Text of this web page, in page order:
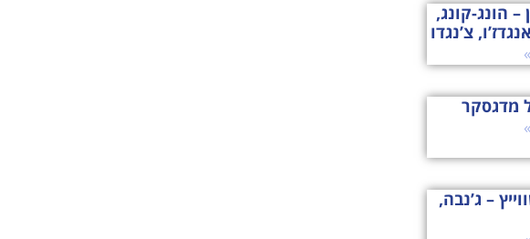
– הונג-קונג,
צ’נגדו
מדגסקר
– ג’נבה,